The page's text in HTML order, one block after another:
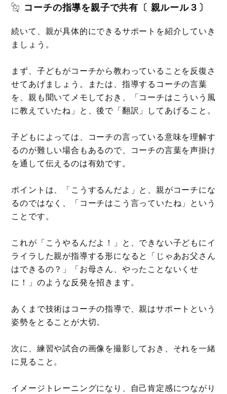
コーチの指導を親子で共有〔 親ルール３〕
続いて、親が具体的にできるサポートを紹介していき
ましょう。
まず、子どもがコーチから教わっていることを反復さ
せてあげましょう。または、指導するコーチの言葉
を、親も聞いてメモしておき、「コーチはこういう風
に教えていたね」と、後で「翻訳」してあげること。
子どもによっては、コーチの言っている意味を理解す
るのが難しい場合もあるので、コーチの言葉を声掛け
を通して伝えるのは有効です。
ポイントは、「こうするんだよ」と、親がコーチにな
るのではなく、「コーチはこう言っていたね」という
ことです。
これが「こうやるんだよ！」と、できない子どもにイ
ライラした親が指導する形になると「じゃあお父さん
はできるの？」「お母さん、やったことないくせ
に！」のような反発を招きます。
あくまで技術はコーチの指導で、親はサポートという
姿勢をとることが大切。
次に、練習や試合の画像を撮影しておき、それを一緒
に見ること。
イメージトレーニングになり、自己肯定感につながり